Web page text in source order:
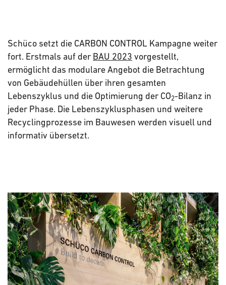
Schüco setzt die CARBON CONTROL Kampagne weiter
fort. Erstmals auf der BAU 2023 vorgestellt,
ermöglicht das modulare Angebot die Betrachtung
von Gebäudehüllen über ihren gesamten
Lebenszyklus und die Optimierung der CO2-Bilanz in
jeder Phase. Die Lebenszyklusphasen und weitere
Recyclingprozesse im Bauwesen werden visuell und
informativ übersetzt.